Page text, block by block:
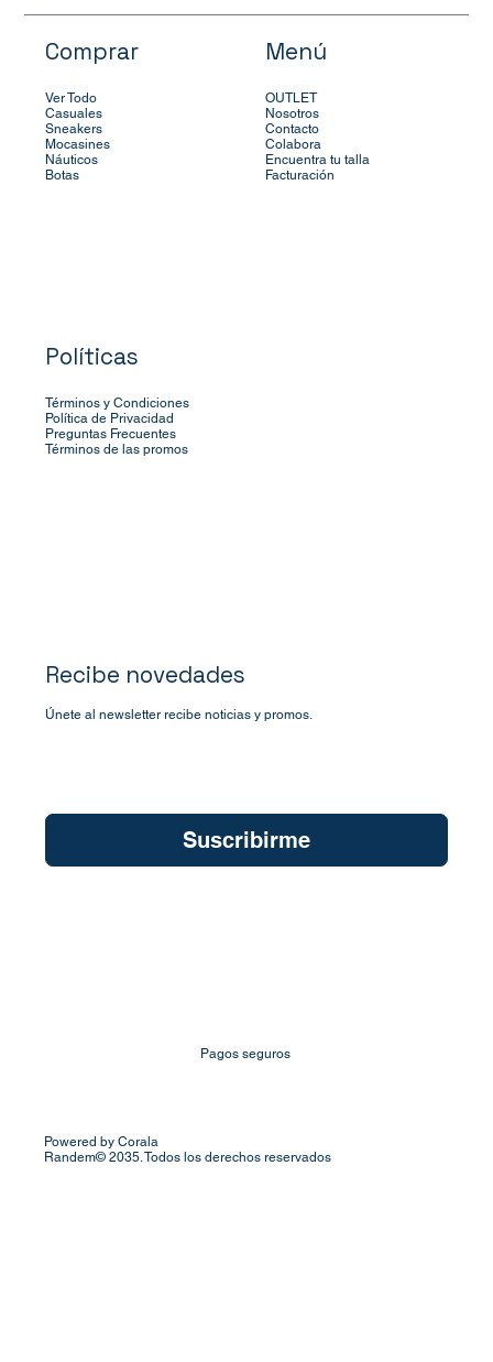
Comprar
Ver Todo
Casuales
Sneakers
Mocasines
Náuticos
Botas
Menú
OUTLET
Nosotros
Contacto
Colabora
Encuentra tu talla
Facturación
Políticas
Términos y Condiciones
Política de Privacidad
Preguntas Frecuentes
Términos de las promos
Recibe novedades
Únete al newsletter recibe noticias y promos.
Suscribirme
Pagos seguros
Powered by Corala
Randem© 2035. Todos los derechos reservados